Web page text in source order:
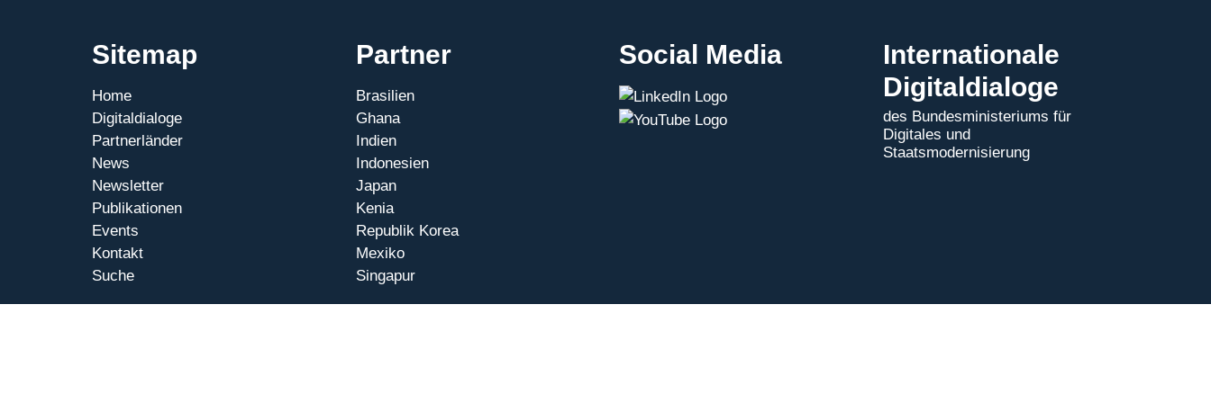
Sitemap
Home
Digitaldialoge
Partnerländer
News
Newsletter
Publikationen
Events
Kontakt
Suche
Partner
Brasilien
Ghana
Indien
Indonesien
Japan
Kenia
Republik Korea
Mexiko
Singapur
Social Media
Internationale
Digitaldialoge
des Bundesministeriums für
Digitales und
Staatsmodernisierung